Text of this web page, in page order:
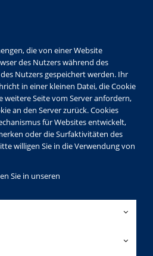
die von einer Website
des Nutzers während des
Nutzers gespeichert werden. Ihr
in einer kleinen Datei, die Cookie
weitere Seite vom Server anfordern,
an den Server zurück. Cookies
für Websites entwickelt,
oder die Surfaktivitäten des
willigen Sie in die Verwendung von
Sie in unseren